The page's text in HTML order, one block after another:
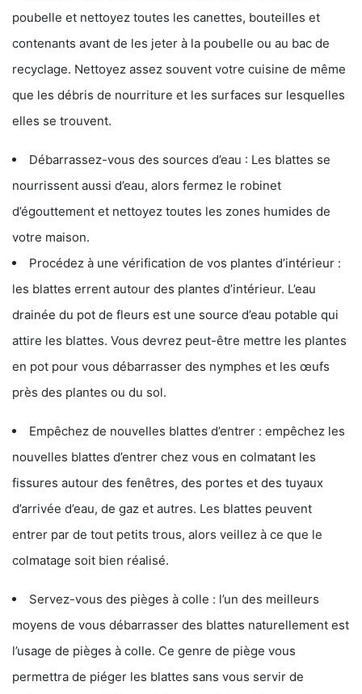
poubelle et nettoyez toutes les canettes, bouteilles et
contenants avant de les jeter à la poubelle ou au bac de
recyclage. Nettoyez assez souvent votre cuisine de même
que les débris de nourriture et les surfaces sur lesquelles
elles se trouvent.
Débarrassez-vous des sources d’eau : Les blattes se
nourrissent aussi d’eau, alors fermez le robinet
d’égouttement et nettoyez toutes les zones humides de
votre maison.
Procédez à une vérification de vos plantes d’intérieur :
les blattes errent autour des plantes d’intérieur. L’eau
drainée du pot de fleurs est une source d’eau potable qui
attire les blattes. Vous devrez peut-être mettre les plantes
en pot pour vous débarrasser des nymphes et les œufs
près des plantes ou du sol.
Empêchez de nouvelles blattes d’entrer : empêchez les
nouvelles blattes d’entrer chez vous en colmatant les
fissures autour des fenêtres, des portes et des tuyaux
d’arrivée d’eau, de gaz et autres. Les blattes peuvent
entrer par de tout petits trous, alors veillez à ce que le
colmatage soit bien réalisé.
Servez-vous des pièges à colle : l’un des meilleurs
moyens de vous débarrasser des blattes naturellement est
l’usage de pièges à colle. Ce genre de piège vous
permettra de piéger les blattes sans vous servir de